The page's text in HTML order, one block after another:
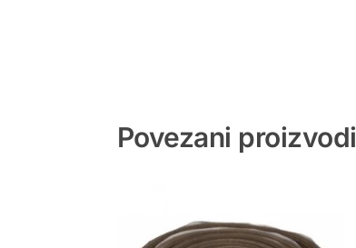
Povezani proizvodi